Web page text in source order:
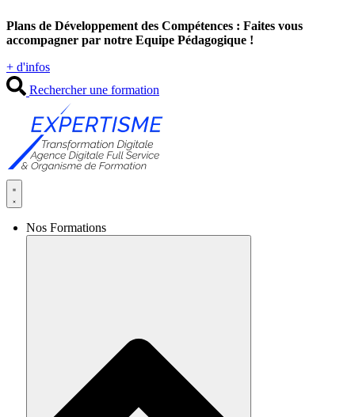
au
contenu
Plans de Développement des Compétences : Faites vous
accompagner par notre Equipe Pédagogique !
+ d'infos
Rechercher une formation
Nos Formations